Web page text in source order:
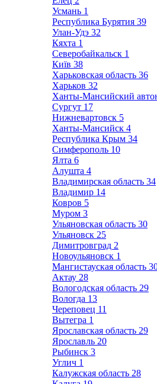
Усмань 1
Республика Бурятия 39
Улан-Удэ 32
Кяхта 1
Северобайкальск 1
Київ 38
Харьковская область 36
Харьков 32
Ханты-Мансийский
Сургут 17
Нижневартовск 5
Ханты-Мансийск 4
Республика Крым 34
Симферополь 10
Ялта 6
Алушта 4
Владимирская область 34
Владимир 14
Ковров 5
Муром 3
Ульяновская область 30
Ульяновск 25
Димитровград 2
Новоульяновск 1
Мангистауская область
Актау 28
Вологодская область 29
Вологда 13
Череповец 11
Вытегра 1
Ярославская область 29
Ярославль 20
Рыбинск 3
Углич 1
Калужская область 28